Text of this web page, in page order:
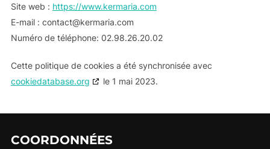
Site web : https://www.kermaria.com
E-mail : moc.airamrek@tcatnoc
Numéro de téléphone: 02.98.26.20.02
Cette politique de cookies a été synchronisée avec
cookiedatabase.org
le 1 mai 2023.
COORDONNÉES